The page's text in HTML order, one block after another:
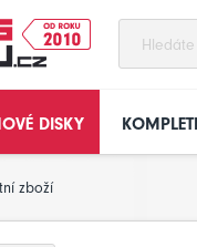
DISKY
zboží